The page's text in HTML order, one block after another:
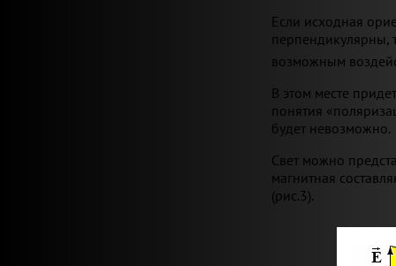
Если исходная
перпендикулярны,
возможным
В этом месте
понятия
будет невозможно.
Свет можно
магнитная
(рис.3).